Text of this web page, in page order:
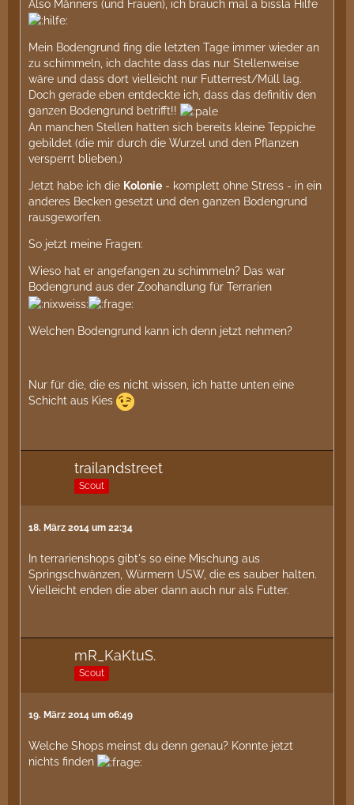
Also Männers (und Frauen), ich brauch mal a bissla Hilfe
Mein Bodengrund fing die letzten Tage immer wieder an
zu schimmeln, ich dachte dass das nur Stellenweise
wäre und dass dort vielleicht nur Futterrest/Müll lag.
Doch gerade eben entdeckte ich, dass das definitiv den
ganzen Bodengrund betrifft!!
An manchen Stellen hatten sich bereits kleine Teppiche
gebildet (die mir durch die Wurzel und den Pflanzen
versperrt blieben.)
Jetzt habe ich die Kolonie - komplett ohne Stress - in ein
anderes Becken gesetzt und den ganzen Bodengrund
rausgeworfen.
So jetzt meine Fragen:
Wieso hat er angefangen zu schimmeln? Das war
Bodengrund aus der Zoohandlung für Terrarien
Welchen Bodengrund kann ich denn jetzt nehmen?
Nur für die, die es nicht wissen, ich hatte unten eine
Schicht aus Kies
trailandstreet
Scout
18. März 2014 um 22:34
In terrarienshops gibt's so eine Mischung aus
Springschwänzen, Würmern USW, die es sauber halten.
Vielleicht enden die aber dann auch nur als Futter.
mR_KaKtuS.
Scout
19. März 2014 um 06:49
Welche Shops meinst du denn genau? Konnte jetzt
nichts finden